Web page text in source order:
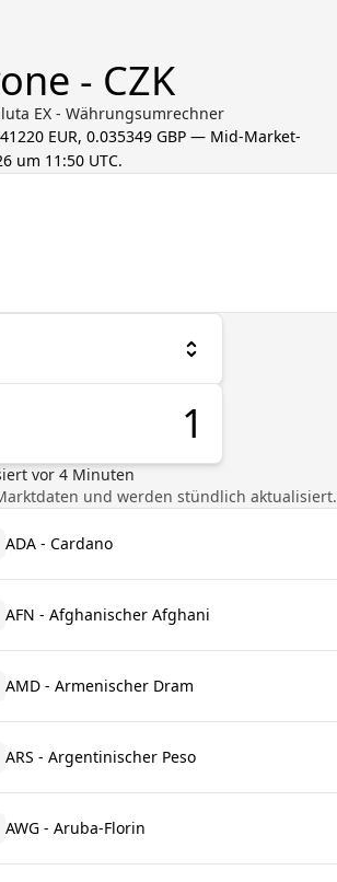
- CZK
EX - Währungsumrechner
EUR, 0.035349 GBP — Mid-Market-
um 11:50 UTC.
vor 4Minuten
und werden stündlich aktualisiert.
ADA - Cardano
AFN - Afghanischer Afghani
AMD - Armenischer Dram
ARS - Argentinischer Peso
AWG - Aruba-Florin